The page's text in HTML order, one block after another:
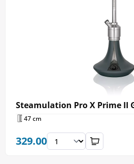
Steamulation Pro X Prime II
47 cm
329.00